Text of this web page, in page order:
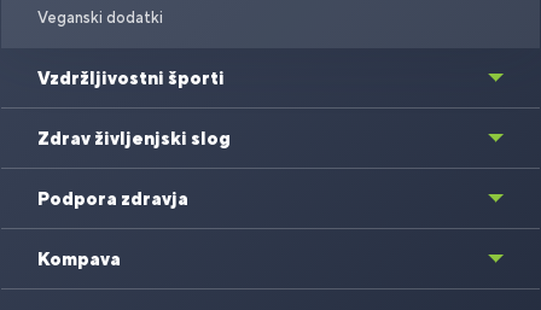
Veganski dodatki
Vzdržljivostni športi
Zdrav življenjski slog
Podpora zdravja
Kompava